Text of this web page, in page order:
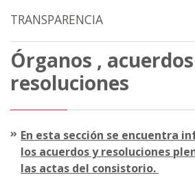
TRANSPARENCIA
Órganos ,
resoluciones
En esta sección se encuentra
los acuerdos y resoluciones
las actas del consistorio.